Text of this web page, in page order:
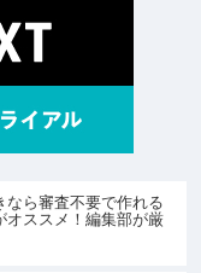
ら審査不要で作れる
オススメ！編集部が厳